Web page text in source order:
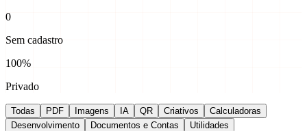
0
Sem cadastro
100%
Privado
Todas PDF Imagens IA QR Criativos
Calculadoras
Desenvolvimento
Documentos e Contas Utilidades